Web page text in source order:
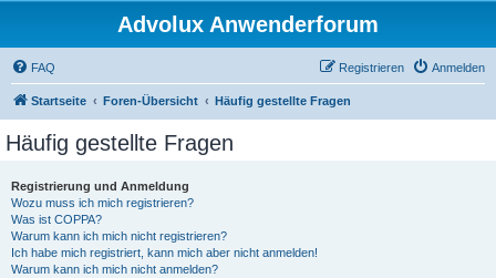
Advolux Anwenderforum
FAQ Anmelden
Registrieren
Startseite Foren-Übersicht Häufig gestellte Fragen
Häufig gestellte Fragen
Registrierung und Anmeldung
Wozu muss ich mich registrieren?
Was ist COPPA?
Warum kann ich mich nicht registrieren?
Ich habe mich registriert, kann mich aber nicht anmelden!
Warum kann ich mich nicht anmelden?